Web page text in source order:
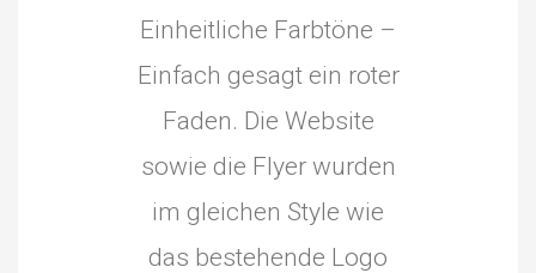
Einheitliche Farbtöne –
Einfach gesagt ein roter
Faden. Die Website
sowie die Flyer wurden
im gleichen Style wie
das bestehende Logo